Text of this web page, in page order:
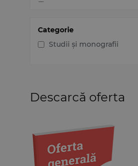
Drept procesual penal
Dreptul afacerilor
sociale
intelectuale
Dreptul Uniunii Europene
Jurisprudența instanțelor
Categorie
Studii și monografii
Descarcă oferta